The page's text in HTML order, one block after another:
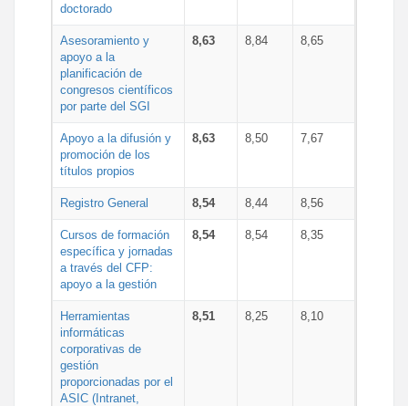
doctorado
Asesoramiento y
apoyo a la
planificación de
congresos científicos
por parte del SGI
8,63 8,84 8,65
Apoyo a la difusión y
promoción de los
títulos propios
8,63 8,50 7,67
Registro General 8,54 8,44 8,56
Cursos de formación
específica y jornadas
a través del CFP:
apoyo a la gestión
8,54 8,54 8,35
Herramientas
informáticas
corporativas de
gestión
proporcionadas por el
ASIC (Intranet,
8,51 8,25 8,10